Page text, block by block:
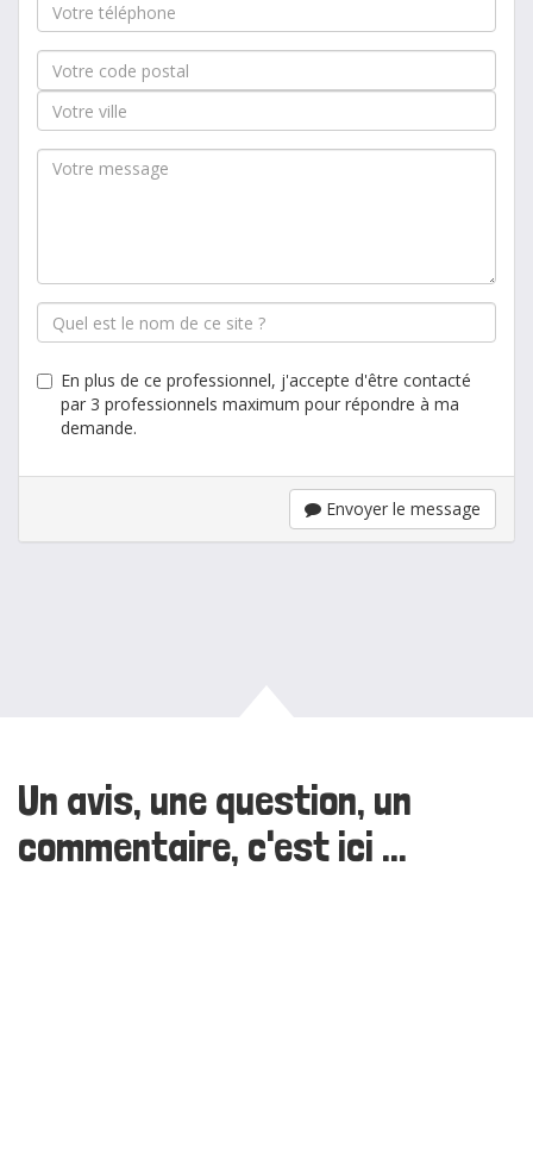
En plus de ce professionnel, j'accepte d'être contacté
par 3 professionnels maximum pour répondre à ma
demande.
Envoyer le message
Un avis, une question, un
commentaire, c'est ici ...